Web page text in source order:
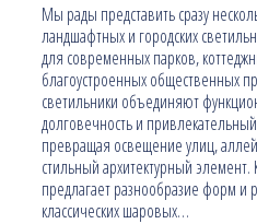
Мы рады представить сразу
ландшафтных и городских
для современных парков,
благоустроенных общественных
светильники объединяют
долговечность и
превращая освещение улиц,
стильный архитектурный элемент.
предлагает разнообразие форм и
классических шаровых…